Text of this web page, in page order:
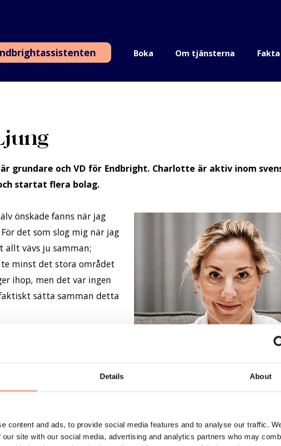
Details About
content and ads, to provide social media features and to analyse our traffic.
our site with our social media, advertising and analytics partners who may
Boka Om tjänsterna Fakta
grundare och VD för Endbright. Charlotte är aktiv inom
startat flera bolag.
önskade fanns när jag
det som slog mig när jag
allt vävs ju samman;
minst det stora området
ihop, men det var ingen
sätta samman detta
var tvungen att först
när jag lyckats hitta alla
lägga dem på plats och
För mig själv, för mina barn
att en skilsmässa har dessutom ettföre,underochefter . Såhär,